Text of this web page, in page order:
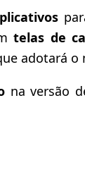
telas de
adotará o
na versão